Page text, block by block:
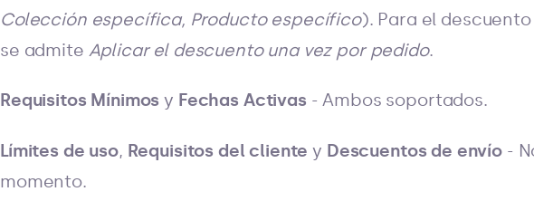
Colección específica, Producto específico). Para el
se admite Aplicar el descuento una vez por pedido.
Requisitos Mínimos y Fechas Activas - Ambos soportados.
Límites de uso, Requisitos del cliente y Descuentos de envío -
momento.